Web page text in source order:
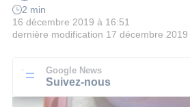
2 min
16 décembre 2019 à 16:51
dernière modification 17 décembre
Google News
Suivez-nous